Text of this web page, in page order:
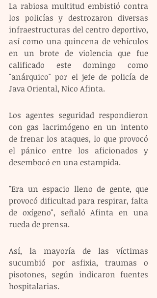
La rabiosa multitud embistió contra
los policías y destrozaron diversas
infraestructuras del centro deportivo,
así como una quincena de vehículos
en un brote de violencia que fue
calificado este domingo como
"anárquico" por el jefe de policía de
Java Oriental, Nico Afinta.
Los agentes seguridad respondieron
con gas lacrimógeno en un intento
de frenar los ataques, lo que provocó
el pánico entre los aficionados y
desembocó en una estampida.
"Era un espacio lleno de gente, que
provocó dificultad para respirar, falta
de oxígeno", señaló Afinta en una
rueda de prensa.
Así, la mayoría de las víctimas
sucumbió por asfixia, traumas o
pisotones, según indicaron fuentes
hospitalarias.